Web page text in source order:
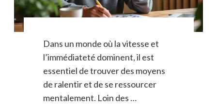
Dans un monde où la vitesse et
l’immédiateté dominent, il est
essentiel de trouver des moyens
de ralentir et de se ressourcer
mentalement. Loin des …